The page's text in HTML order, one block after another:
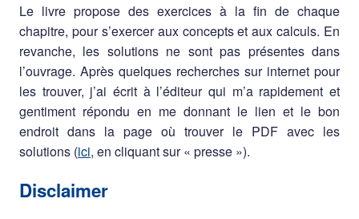
Le livre propose des exercices à la fin de chaque
chapitre, pour s’exercer aux concepts et aux calculs. En
revanche, les solutions ne sont pas présentes dans
l’ouvrage. Après quelques recherches sur internet pour
les trouver, j’ai écrit à l’éditeur qui m’a rapidement et
gentiment répondu en me donnant le lien et le bon
endroit dans la page où trouver le PDF avec les
solutions (ici, en cliquant sur « presse »).
Disclaimer